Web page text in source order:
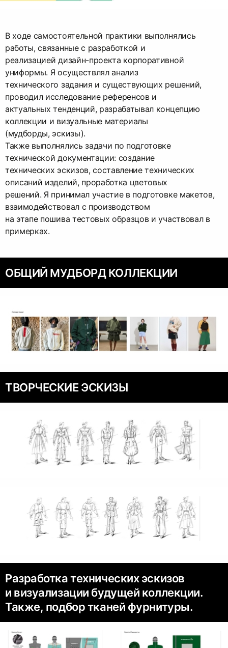
В ходе самостоятельной практики выполнялись
работы, связанные с разработкой и
реализацией дизайн-проекта корпоративной
униформы. Я осуществлял анализ
технического задания и существующих решений,
проводил исследование референсов и
актуальных тенденций, разрабатывал концепцию
коллекции и визуальные материалы
(мудборды, эскизы).
Также выполнялись задачи по подготовке
технической документации: создание
технических эскизов, составление технических
описаний изделий, проработка цветовых
решений. Я принимал участие в подготовке макетов,
взаимодействовал с производством
на этапе пошива тестовых образцов и участвовал в
примерках.
ОБЩИЙ МУДБОРД КОЛЛЕКЦИИ
ТВОРЧЕСКИЕ ЭСКИЗЫ
Разработка технических эскизов
и визуализации будущей коллекции.
Также, подбор тканей фурнитуры.